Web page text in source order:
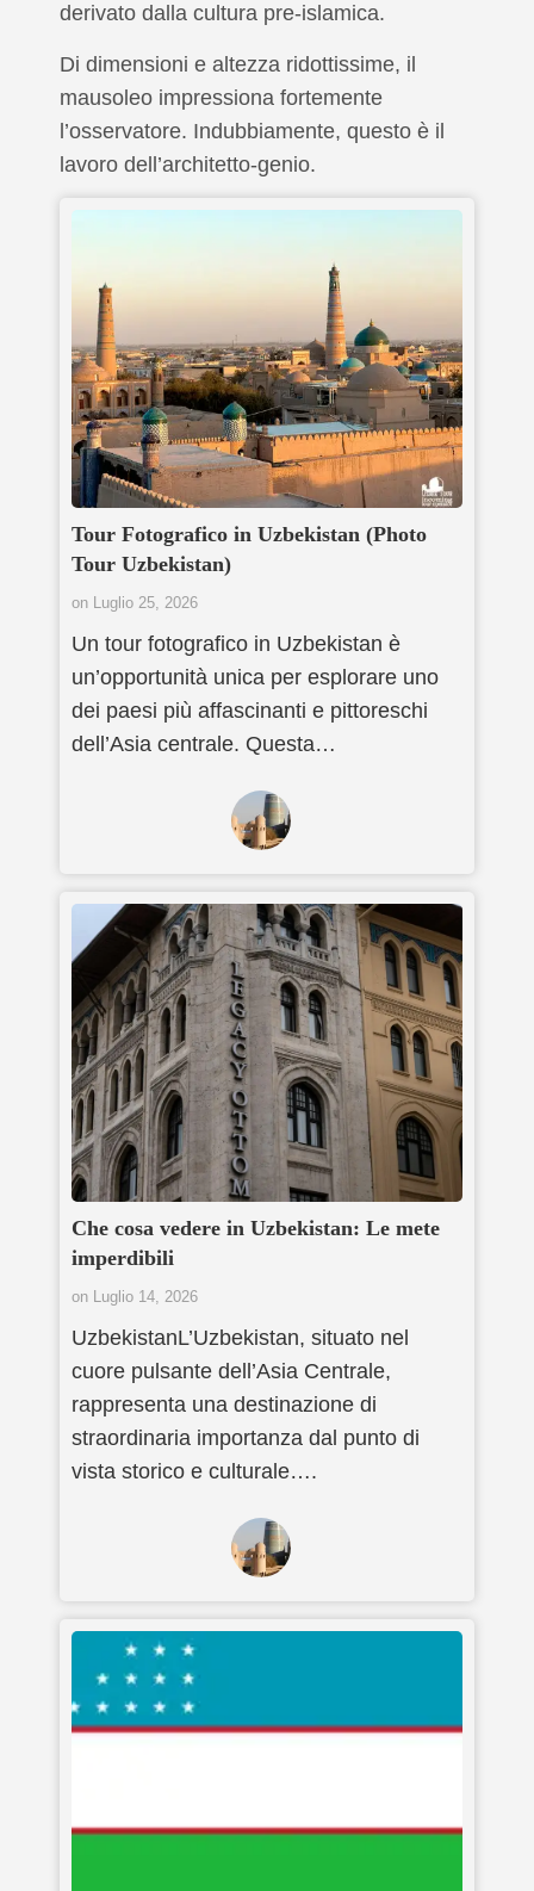
derivato dalla cultura pre-islamica.
Di dimensioni e altezza ridottissime, il
mausoleo impressiona fortemente
l’osservatore. Indubbiamente, questo è il
lavoro dell’architetto-genio.
Tour Fotografico in Uzbekistan (Photo
Tour Uzbekistan)
on Luglio 25, 2026
Un tour fotografico in Uzbekistan è
un’opportunità unica per esplorare uno
dei paesi più affascinanti e pittoreschi
dell’Asia centrale. Questa…
Che cosa vedere in Uzbekistan: Le mete
imperdibili
on Luglio 14, 2026
UzbekistanL’Uzbekistan, situato nel
cuore pulsante dell’Asia Centrale,
rappresenta una destinazione di
straordinaria importanza dal punto di
vista storico e culturale….